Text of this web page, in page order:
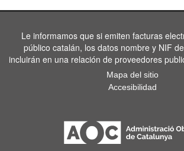
Le informamos que si emiten facturas
público catalán, los datos nombre y NIF
incluirán en una relación de proveedores
Mapa del sitio
Accesibilidad